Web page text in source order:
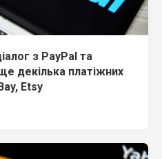
з PayPal та
декілька платіжних
Etsy